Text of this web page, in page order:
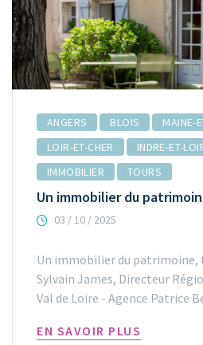
ANGERS BLOIS
MAINE-
LOIR-ET-CHER
INDRE-ET-
IMMOBILIER
TOURS
Un immobilier du
03 / 10 / 2025
Un immobilier du
Sylvain James, Directeur
Val de Loire - Agence Patrice
EN SAVOIR PLUS